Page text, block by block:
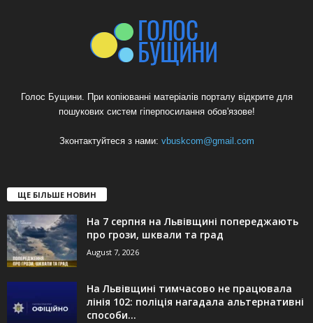
Голос Бущини. При копіюванні матеріалів порталу відкрите для
пошукових систем гіперпосилання обов'язове!
Зконтактуйтеся з нами: vbuskcom@gmail.com
ЩЕ БІЛЬШЕ НОВИН
На 7 серпня на Львівщині попереджають
про грози, шквали та град
August 7, 2026
На Львівщині тимчасово не працювала
лінія 102: поліція нагадала альтернативні
способи...